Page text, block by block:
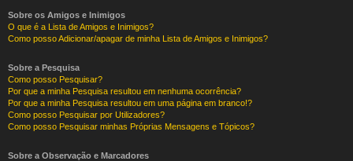
Sobre os Amigos e Inimigos
O que é a Lista de Amigos e Inimigos?
Como posso Adicionar/apagar de minha Lista de Amigos e Inimigos?
Sobre a Pesquisa
Como posso Pesquisar?
Por que a minha Pesquisa resultou em nenhuma ocorrência?
Por que a minha Pesquisa resultou em uma página em branco!?
Como posso Pesquisar por Utilizadores?
Como posso Pesquisar minhas Próprias Mensagens e Tópicos?
Sobre a Observação e Marcadores